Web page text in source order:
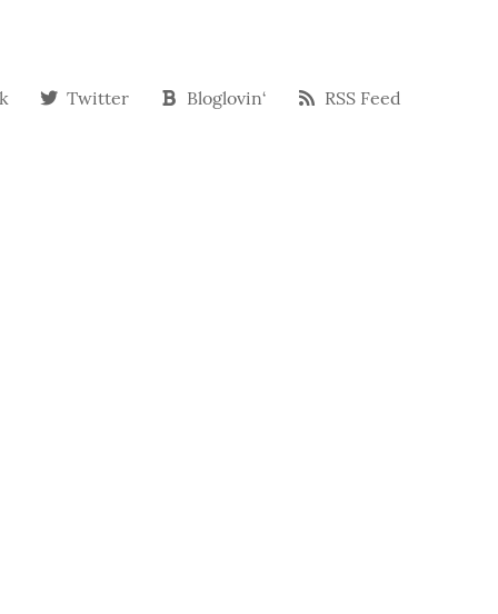
Twitter Bloglovin‘ RSS Feed